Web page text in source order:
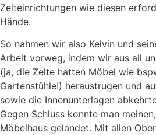
Zelteinrichtungen wie diesen
Hände.
So nahmen wir also Kelvin und
Arbeit vorweg, indem wir aus all
(ja, die Zelte hatten Möbel wie
Gartenstühle!) heraustrugen und
sowie die Innenunterlagen
Gegen Schluss konnte man
Möbelhaus gelandet. Mit allen